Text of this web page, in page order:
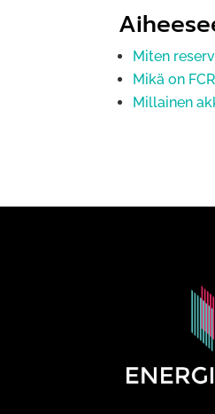
Miten
Mikä on
Millainen